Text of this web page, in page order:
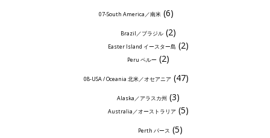
07-South America／南米 (6)
Brazil／ブラジル (2)
Easter Island イースター島 (2)
Peru ペルー (2)
08-USA / Oceania 北米／オセアニア (47)
Alaska／アラスカ州 (3)
Australia／オーストラリア (5)
Perth パース (5)